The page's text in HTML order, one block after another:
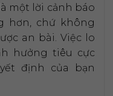
một lời cảnh báo
hơn, chứ không
an bài. Việc lo
hưởng tiêu cực
định của bạn